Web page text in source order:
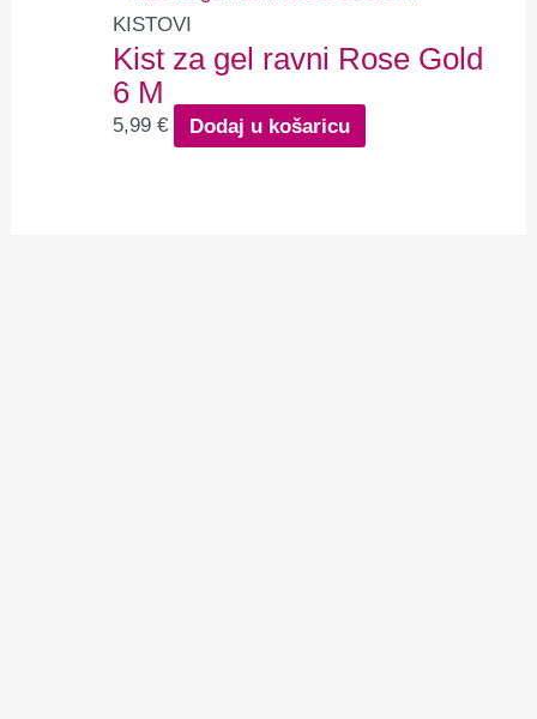
KISTOVI
Kist za gel ravni Rose Gold
6 M
5,99€ Dodaj u košaricu